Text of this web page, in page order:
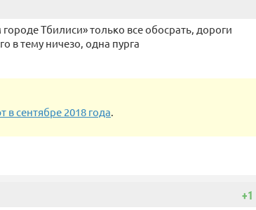
Тбилиси» только все обосрать, дороги
в тему ничезо, одна пурга
в сентябре 2018 года.
+1